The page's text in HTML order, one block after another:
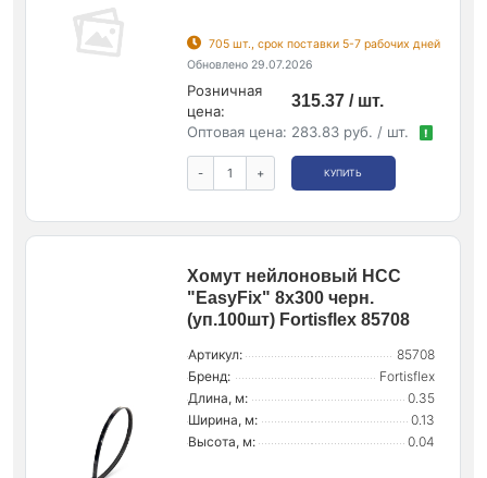
705 шт., срок поставки 5-7 рабочих дней
Обновлено 29.07.2026
Розничная
цена:
315.37 / шт.
Оптовая цена: 283.83 руб. / шт. !
- + КУПИТЬ
Хомут нейлоновый НСС
"EasyFix" 8х300 черн.
(уп.100шт) Fortisflex 85708
Артикул:
85708
Бренд:
Fortisflex
Длина, м:
0.35
Ширина, м:
0.13
Высота, м:
0.04